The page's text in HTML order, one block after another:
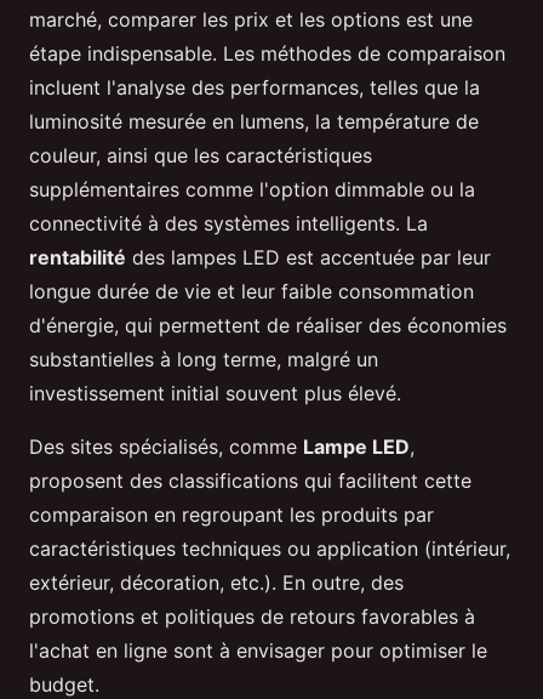
marché, comparer les prix et les options est une
étape indispensable. Les méthodes de comparaison
incluent l'analyse des performances, telles que la
luminosité mesurée en lumens, la température de
couleur, ainsi que les caractéristiques
supplémentaires comme l'option dimmable ou la
connectivité à des systèmes intelligents. La
rentabilité des lampes LED est accentuée par leur
longue durée de vie et leur faible consommation
d'énergie, qui permettent de réaliser des économies
substantielles à long terme, malgré un
investissement initial souvent plus élevé.
Des sites spécialisés, comme Lampe LED,
proposent des classifications qui facilitent cette
comparaison en regroupant les produits par
caractéristiques techniques ou application (intérieur,
extérieur, décoration, etc.). En outre, des
promotions et politiques de retours favorables à
l'achat en ligne sont à envisager pour optimiser le
budget.